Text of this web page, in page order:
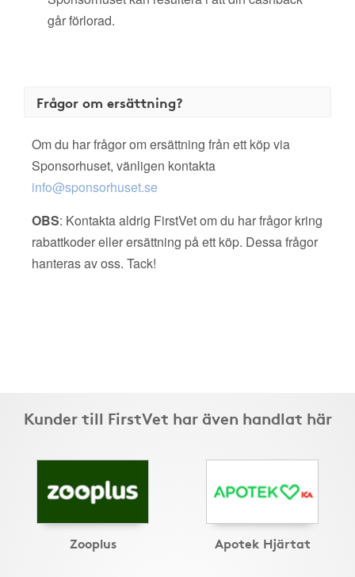
går förlorad.
Frågor om ersättning?
Om du har frågor om ersättning från ett köp via
Sponsorhuset, vänligen kontakta
info@sponsorhuset.se
OBS: Kontakta aldrig FirstVet om du har frågor kring
rabattkoder eller ersättning på ett köp. Dessa frågor
hanteras av oss. Tack!
Kunder till FirstVet har även handlat här
Zooplus Apotek Hjärtat